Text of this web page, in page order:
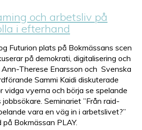
och arbetsliv på
i efterhand
Futurion plats på Bokmässans scen
på demokrati, digitalisering och
Ann-Therese Enarsson och Svenska
Sammi Kaidi diskuterade
vidga vyerna och börja se spelande
Seminariet ”Från raid-
vara en väg in i arbetslivet?”
Bokmässan PLAY.